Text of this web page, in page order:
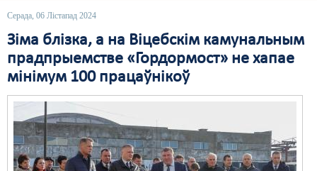
Серада, 06 Лістапад 2024
Зіма блізка, а на Віцебскім камунальным
прадпрыемстве «Гордормост» не хапае
мінімум 100 працаўнікоў
Выбары
Грамадзянскія ініцыятывы
Дзяржава
Дыскрымінацыя
Затрыманьні
Пра нас
RSS